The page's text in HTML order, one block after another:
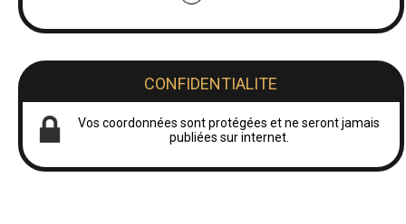
CONFIDENTIALITE
Vos coordonnées sont protégées et ne seront jamais
publiées sur internet.